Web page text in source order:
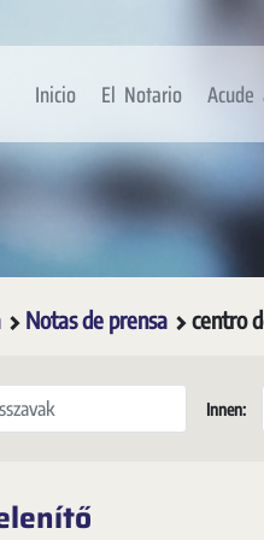
Inicio El Notario
Notas de prensa centro
Innen: